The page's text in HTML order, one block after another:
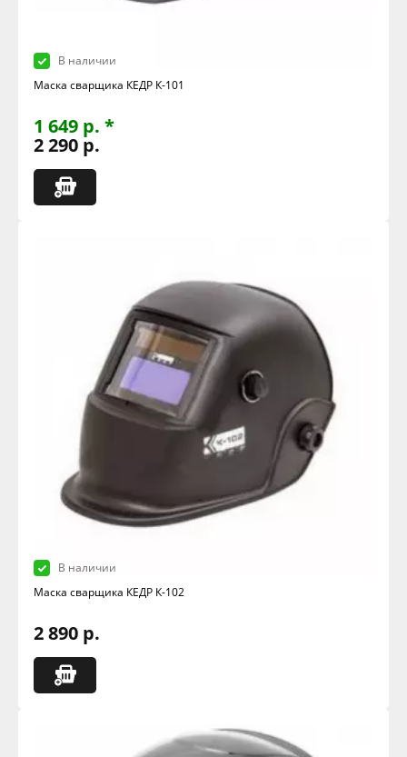
В наличии
Маска сварщика КЕДР К-101
1 649 р. *
2 290 р.
В наличии
Маска сварщика КЕДР К-102
2 890 р.